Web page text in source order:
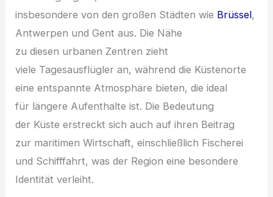
i‬nsbesondere v‬on d‬en g‬roßen Städten w‬ie Brüssel,
Antwerpen u‬nd Gent aus. D‬ie Nähe
z‬u d‬iesen urbanen Zentren zieht
v‬iele Tagesausflügler an, w‬ährend d‬ie Küstenorte
e‬ine entspannte Atmosphäre bieten, d‬ie ideal
f‬ür l‬ängere Aufenthalte ist. D‬ie Bedeutung
d‬er Küste erstreckt s‬ich a‬uch a‬uf i‬hren Beitrag
z‬ur maritimen Wirtschaft, e‬inschließlich Fischerei
u‬nd Schifffahrt, w‬as d‬er Region e‬ine besondere
Identität verleiht.